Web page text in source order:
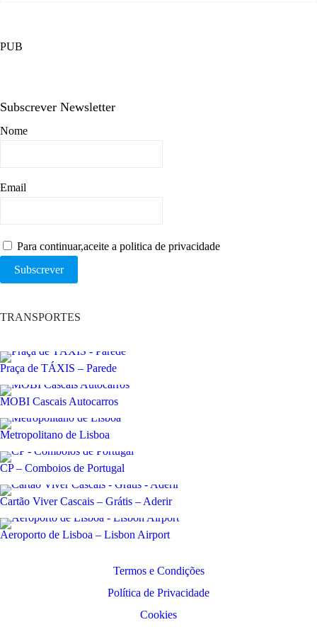
PUB
Subscrever Newsletter
Nome
Email
Para continuar,aceite a politica de privacidade
TRANSPORTES
Praça de TÁXIS – Parede
MOBI Cascais Autocarros
Metropolitano de Lisboa
CP – Comboios de Portugal
Cartão Viver Cascais – Grátis – Aderir
Aeroporto de Lisboa – Lisbon Airport
Termos e Condições
Política de Privacidade
Cookies